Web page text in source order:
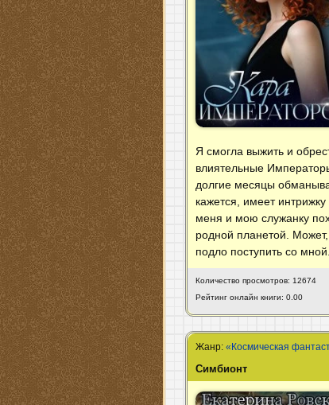
Я смогла выжить и
влиятельные
долгие месяцы
кажется, имеет
меня и мою служанку
родной планетой.
подло поступить со мной.
Количество просмотров: 12674
Рейтинг онлайн книги: 0.00
Жанр:«Космическая
Симбионт